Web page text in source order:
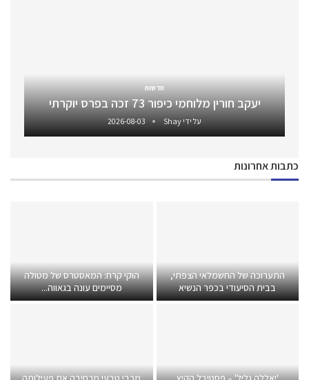
חדשות
יעקב חורין מלוחמי כיפור 73 זכה בפרס יוקרתי
על ידיShay
2026-08-03
כתבות אחרונות
התערוכה של החשמלאי הצפתי,
בבית הסיעודי בכפר הנשיא
הוקי קרח: המאסטרס של מטולה
מסיימים עונה בגאווה...